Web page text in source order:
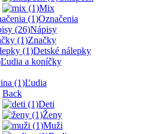
Mix
Označenia
Nápisy
Značky
Detské nálepky
Ľudia a koníčky
Ľudia
Back
Deti
Ženy
Muži